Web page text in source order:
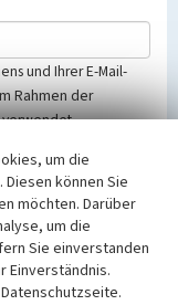
und Ihrer E-Mail-
Rahmen der
verwendet.
Vorschriften des
NRW und der seit
bitte unsere
um die
können Sie
möchten. Darüber
um die
Sie einverstanden
Einverständnis.